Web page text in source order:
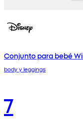
Conjunto para bebé
body y leggings
7